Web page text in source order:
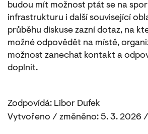
budou mít možnost ptát se na
infrastrukturu i další související
průběhu diskuse zazní dotaz, na
možné odpovědět na místě,
možnost zanechat kontakt a
doplnit.
Zodpovídá: Libor Dufek
Vytvořeno / změněno: 5. 3. 2026